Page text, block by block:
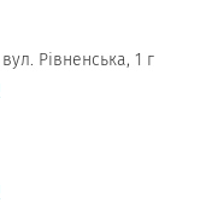
вул. Рівненська, 1 г